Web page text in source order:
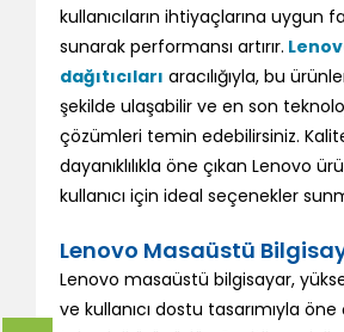
kullanıcıların ihtiyaçlarına uygun
sunarak performansı artırır.
dağıtıcıları aracılığıyla, bu
şekilde ulaşabilir ve en son
çözümleri temin edebilirsiniz.
dayanıklılıkla öne çıkan Lenovo
kullanıcı için ideal seçenekler
Lenovo Masaüstü
Lenovo masaüstü bilgisayar,
ve kullanıcı dostu tasarımıyla öne